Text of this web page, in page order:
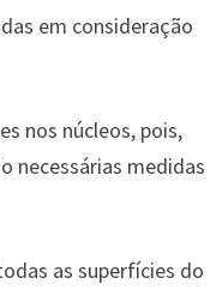
em consideração
nos núcleos, pois,
necessárias medidas
as superfícies do